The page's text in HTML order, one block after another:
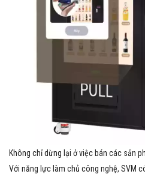
Không chỉ dừng lại ở việc bán các sản
Với năng lực làm chủ công nghệ, SVM